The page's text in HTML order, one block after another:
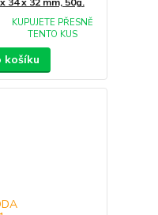
34 x 32 mm, 50g.
KUPUJETE PŘESNĚ
TENTO KUS
košíku